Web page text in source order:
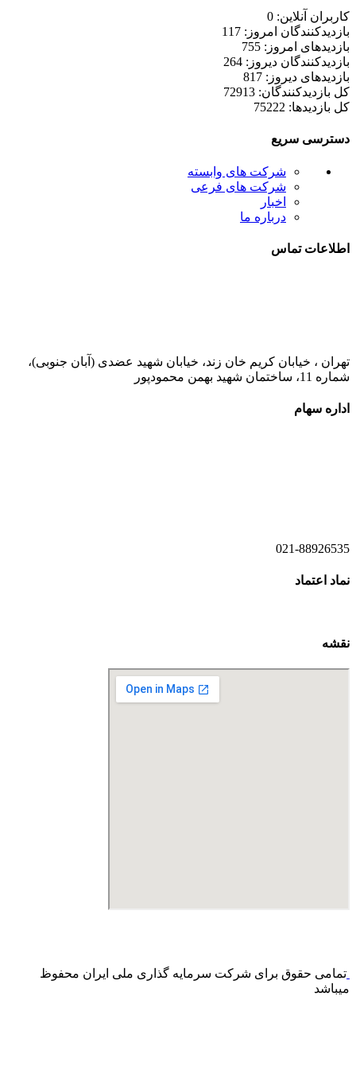
کاربران آنلاین: 0
بازدیدکنندگان امروز: 117
بازدیدهای امروز: 755
بازدیدکنندگان دیروز: 264
بازدیدهای دیروز: 817
کل بازدیدکنند‌گان: 72913
کل بازدیدها: 75222
دسترسی سریع
شرکت های وابسته
شرکت های فرعی
اخبار
درباره ما
اطلاعات تماس
تهران ، خیابان کریم خان زند، خیابان شهید عضدی (آبان جنوبی)،
شماره 11، ساختمان شهید بهمن محمودپور
اداره سهام
021-88926535
نماد اعتماد
نقشه
تمامی حقوق برای شرکت سرمایه گذاری ملی ایران محفوظ
میباشد